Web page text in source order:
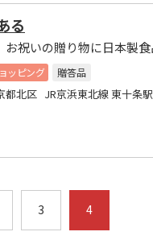
る
ッピング
贈答品
都北区 JR京浜東北線 東十条駅
3 4